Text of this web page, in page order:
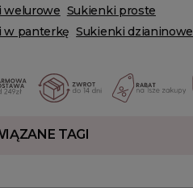
welurowe Sukienki proste
w panterkę Sukienki dzianinowe
TAGI